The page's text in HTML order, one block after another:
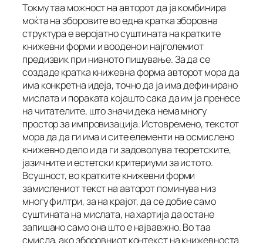
Токму таа можност на авторот да ја комбинира
моќта на зборовите во една кратка зборовна
структура е веројатно суштината на кратките
книжевни форми и воодено и најголемиот
предизвик при нивното пишување. За да се
создаде кратка книжевна форма авторот мора да
има конкретна идеја, точно да ја има дефинирано
мислата и пораката којашто сака да им ја пренесе
на читателите, што значи дека нема многу
простор за импровизација. Истовремено, текстот
мора да да ги има и сите елементи на осмислено
книжевно дело и да ги задоволува теоретските,
јазичните и естетски критериуми за истото.
Всушност, во кратките книжевни форми
замислениот текст на авторот поминува низ
многу филтри, за на крајот, да се добие само
суштината на мислата, на хартија да остане
запишано само она што е највавжно. Во таа
смисла, ако зборовниот контекст на книжевноста